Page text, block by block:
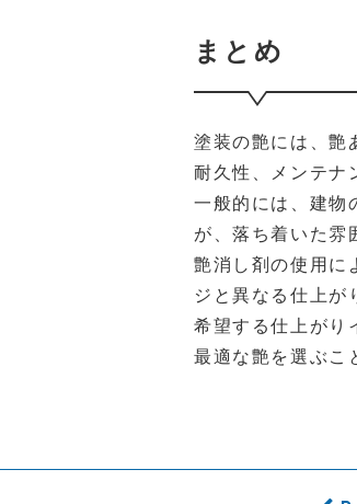
まとめ
塗装の艶には、艶
耐久性、メンテナ
一般的には、建物
が、落ち着いた雰
艶消し剤の使用に
ジと異なる仕上が
希望する仕上がり
最適な艶を選ぶこ